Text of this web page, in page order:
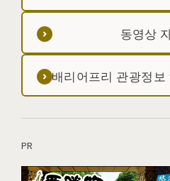
동영상
배리어프리 관광정
PR